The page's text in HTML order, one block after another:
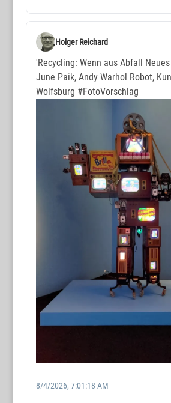
Holger Reichard
'Recycling: Wenn aus Abfall
June Paik, Andy Warhol Robot,
Wolfsburg #FotoVorschlag
8/4/2026, 7:01:18 AM